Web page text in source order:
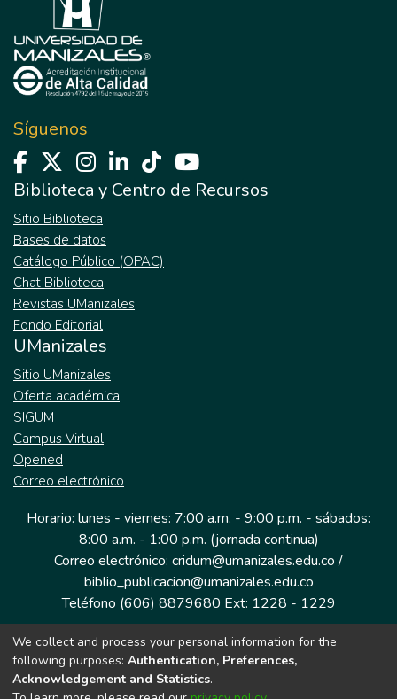
Síguenos
Biblioteca y Centro de Recursos
Sitio Biblioteca
Bases de datos
Catálogo Público (OPAC)
Chat Biblioteca
Revistas UManizales
Fondo Editorial
UManizales
Sitio UManizales
Oferta académica
SIGUM
Campus Virtual
Opened
Correo electrónico
Horario: lunes - viernes: 7:00 a.m. - 9:00 p.m. - sábados:
8:00 a.m. - 1:00 p.m. (jornada continua)
Correo electrónico: cridum@umanizales.edu.co /
biblio_publicacion@umanizales.edu.co
Teléfono (606) 8879680 Ext: 1228 - 1229
Dirección: Cra 9 a # 19-03 Edificio histórico, piso 1
Manizales, Caldas
Colombia.
We collect and process your personal information for the
following purposes: Authentication, Preferences,
Acknowledgement and Statistics.